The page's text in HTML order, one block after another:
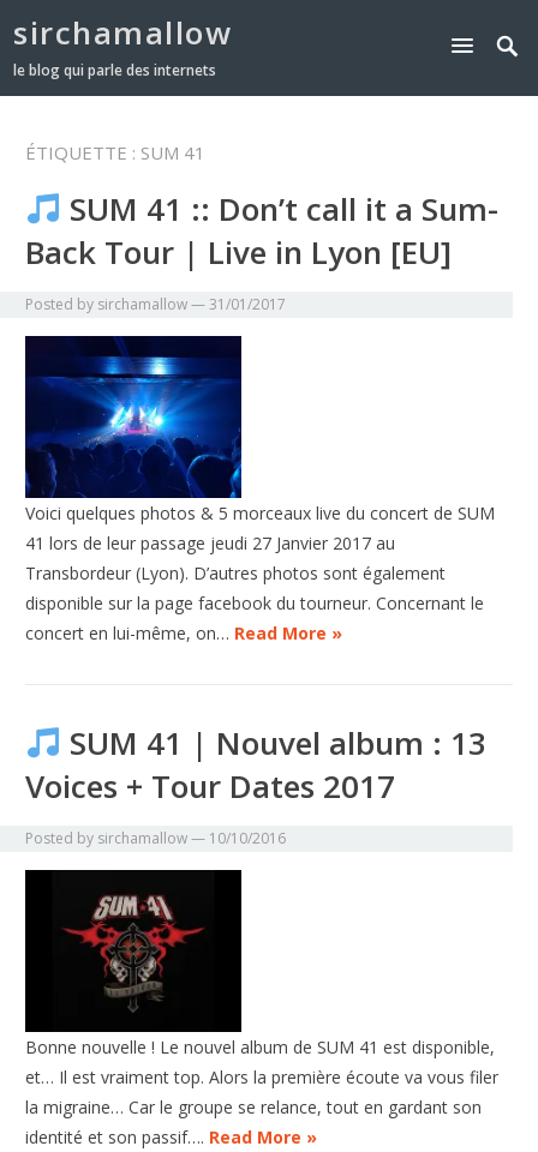
sirchamallow
le blog qui parle des internets
ÉTIQUETTE : SUM 41
SUM 41 :: Don’t call it a Sum-
Back Tour | Live in Lyon [EU]
Posted by sirchamallow—31/01/2017
Voici quelques photos & 5 morceaux live du concert de SUM
41 lors de leur passage jeudi 27 Janvier 2017 au
Transbordeur (Lyon). D’autres photos sont également
disponible sur la page facebook du tourneur. Concernant le
concert en lui-même, on… Read More »
SUM 41 | Nouvel album : 13
Voices + Tour Dates 2017
Posted by sirchamallow— 10/10/2016
Bonne nouvelle ! Le nouvel album de SUM 41 est disponible,
et… Il est vraiment top. Alors la première écoute va vous filer
la migraine… Car le groupe se relance, tout en gardant son
identité et son passif…. Read More »